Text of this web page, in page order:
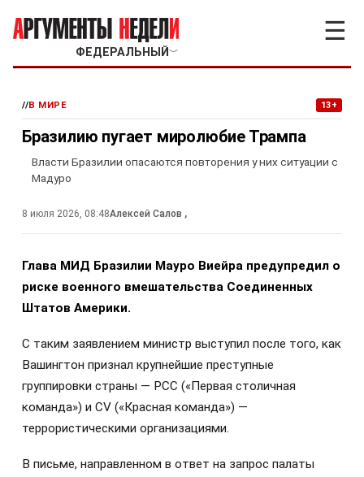
ФЕДЕРАЛЬНЫЙ ﹀
☰
//В МИРЕ 13+
Бразилию пугает миролюбие Трампа
Власти Бразилии опасаются повторения у них ситуации с
Мадуро
8 июля 2026, 08:48Алексей Салов ,
Глава МИД Бразилии Мауро Виейра предупредил о
риске военного вмешательства Соединенных
Штатов Америки.
С таким заявлением министр выступил после того, как
Вашингтон признал крупнейшие преступные
группировки страны — PCC («Первая столичная
команда») и CV («Красная команда») —
террористическими организациями.
В письме, направленном в ответ на запрос палаты